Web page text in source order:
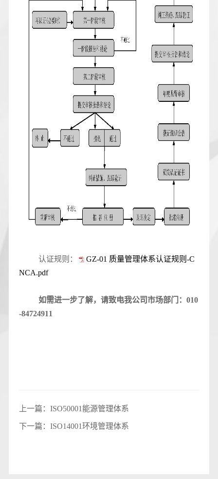
认证规则：
GZ-01 质量管理体系认证规则-C
NCA.pdf
如需进一步了解，请致电我公司市场部门：010
-84724911
上一篇： ISO50001能源管理体系
下一篇： ISO14001环境管理体系